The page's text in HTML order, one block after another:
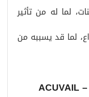
لما له من تأثير
لما قد يسببه من
– ACUVAIL